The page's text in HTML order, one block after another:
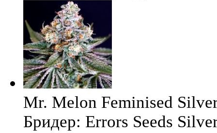
Mr. Melon Feminised
Бридер: Errors Seeds